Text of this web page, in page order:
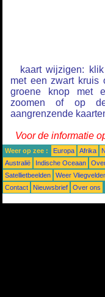
kaart wijzigen:
met een zwart kruis
groene knop met
zoomen of op
aangrenzende
Voor de informatie
Weer op zee : Europa Afrika
Australië
Indische Oceaan
Satellietbeelden
Weer
Contact
Nieuwsbrief Over ons